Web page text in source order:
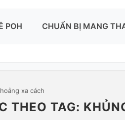
POH CHUẨN BỊ MANG
xa cách
THEO TAG: